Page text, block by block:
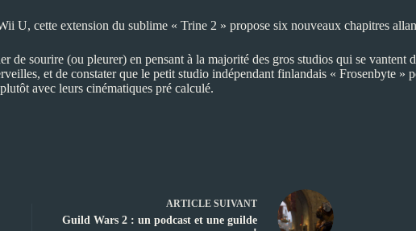
U, cette extension du sublime « Trine 2 » propose six nouveaux chapitres
de sourire (ou pleurer) en pensant à la majorité des gros studios qui se
et de constater que le petit studio indépendant finlandais « Frosenbyte »
avec leurs cinématiques pré calculé.
ARTICLE SUIVANT
Guild Wars 2 : un podcast et une guilde